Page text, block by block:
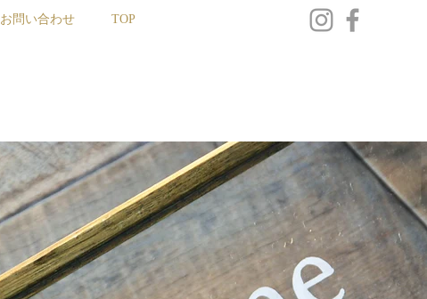
お問い合わせ TOP